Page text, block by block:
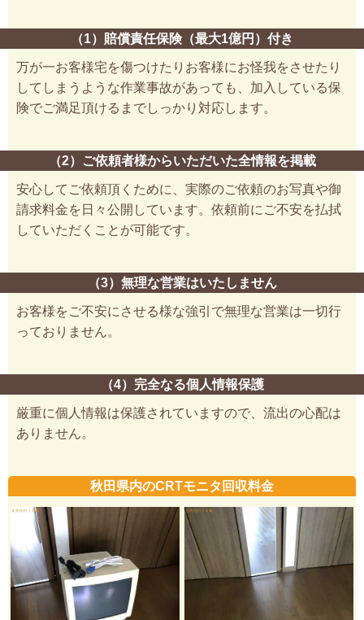
（1）賠償責任保険（最大1億円）付き
万が一お客様宅を傷つけたりお客様にお怪我をさせたり
してしまうような作業事故があっても、加入している保
険でご満足頂けるまでしっかり対応します。
（2）ご依頼者様からいただいた全情報を掲載
安心してご依頼頂くために、実際のご依頼のお写真や御
請求料金を日々公開しています。依頼前にご不安を払拭
していただくことが可能です。
（3）無理な営業はいたしません
お客様をご不安にさせる様な強引で無理な営業は一切行
っておりません。
（4）完全なる個人情報保護
厳重に個人情報は保護されていますので、流出の心配は
ありません。
秋田県内のCRTモニタ回収料金